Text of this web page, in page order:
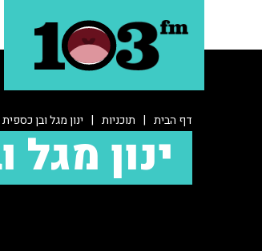
דף הבית | תוכניות | ינון מגל ובן כספית
ינון מגל